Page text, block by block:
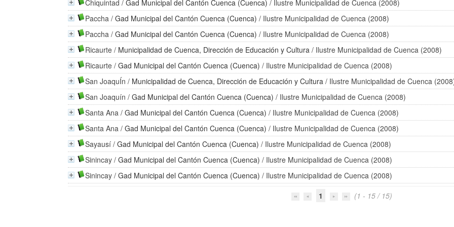
Chiquintad /Gad Municipal del Cantón Cuenca (Cuenca) / Ilustre Municipalidad de Cuenca (2008)
Paccha /Gad Municipal del Cantón Cuenca (Cuenca) / Ilustre Municipalidad de Cuenca (2008)
Paccha /Gad Municipal del Cantón Cuenca (Cuenca) / Ilustre Municipalidad de Cuenca (2008)
Ricaurte / Municipalidad de Cuenca, Dirección de Educación y Cultura / Ilustre Municipalidad de Cuenca (2008)
Ricaurte /Gad Municipal del Cantón Cuenca (Cuenca) / Ilustre Municipalidad de Cuenca (2008)
San JoaquÍn / Municipalidad de Cuenca, Dirección de Educación y Cultura / Ilustre Municipalidad de Cuenca
San Joaquín /Gad Municipal del Cantón Cuenca (Cuenca) / Ilustre Municipalidad de Cuenca (2008)
Santa Ana /Gad Municipal del Cantón Cuenca (Cuenca) / Ilustre Municipalidad de Cuenca (2008)
Santa Ana /Gad Municipal del Cantón Cuenca (Cuenca) / Ilustre Municipalidad de Cuenca (2008)
Sayausí /Gad Municipal del Cantón Cuenca (Cuenca) / Ilustre Municipalidad de Cuenca (2008)
Sinincay /Gad Municipal del Cantón Cuenca (Cuenca) / Ilustre Municipalidad de Cuenca (2008)
Sinincay /Gad Municipal del Cantón Cuenca (Cuenca) / Ilustre Municipalidad de Cuenca (2008)
1
(1 - 15 / 15)